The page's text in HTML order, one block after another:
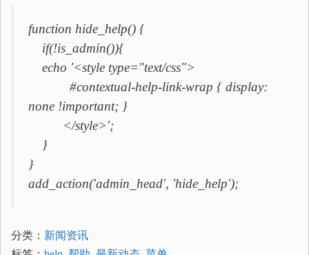
function hide_help() {
if(!is_admin()){
echo '<style type="text/css">
#contextual-help-link-wrap { display:
none !important; }
</style>';
}
}
add_action('admin_head', 'hide_help');
分类： 新闻资讯